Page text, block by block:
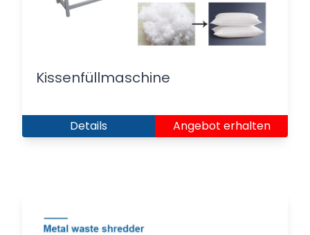
Kissenfüllmaschine
Details Angebot erhalten